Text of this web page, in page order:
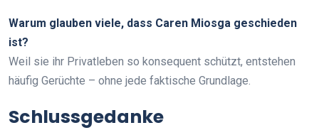
Warum glauben viele, dass Caren Miosga geschieden
ist?
Weil sie ihr Privatleben so konsequent schützt, entstehen
häufig Gerüchte – ohne jede faktische Grundlage.
Schlussgedanke